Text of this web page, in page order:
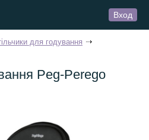
Вход
для годування
Peg-Perego